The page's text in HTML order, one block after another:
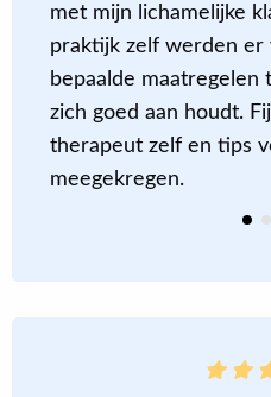
met mijn lichamelijke
praktijk zelf werden er
bepaalde maatregelen
zich goed aan houdt.
therapeut zelf en tips
meegekregen.